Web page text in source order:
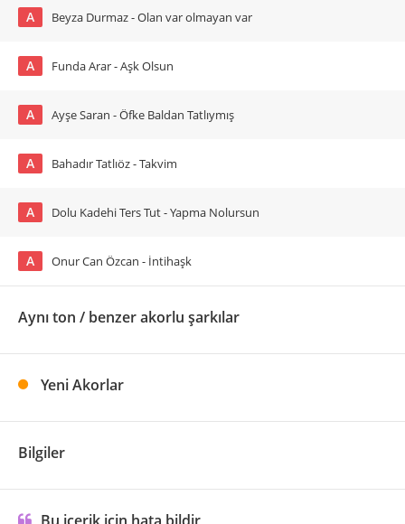
A Beyza Durmaz - Olan var olmayan var
A Funda Arar - Aşk Olsun
A Ayşe Saran - Öfke Baldan Tatlıymış
A Bahadır Tatlıöz - Takvim
A Dolu Kadehi Ters Tut - Yapma Nolursun
A Onur Can Özcan - İntihaşk
Aynı ton / benzer akorlu şarkılar
Yeni Akorlar
Bilgiler